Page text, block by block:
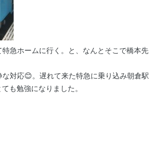
急ホームに行く。と、なんとそこで橋本先
対応😊。遅れて来た特急に乗り込み朝倉駅
も勉強になりました。